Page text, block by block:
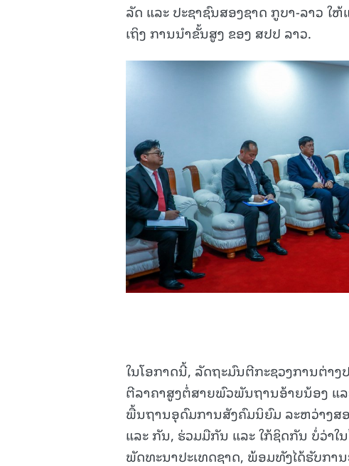
ລັດ ແລະ ປະຊາຊົນສອງຊາດ ກູບາ-ລາວ
ເຖິງ ການນໍາຂັ້ນສູງ ຂອງ ສປປ ລາວ.
ໃນໂອກາດນີ້, ລັດຖະມົນຕີກະຊວງການຕ່າ
ຕີລາຄາສູງຕໍ່ສາຍພົວພັນຖານອ້າຍນ້ອງ ແ
ພື້ນຖານອຸດົມການສັງຄົມນິຍົມ ລະຫວ່າງສ
ແລະ ກັນ, ຮ່ວມມືກັນ ແລະ ໃກ້ຊິດກັນ ບໍ່ວ່າໃ
ພັດທະນາປະເທດຊາດ, ພ້ອມທັງໄດ້ຮັບກາ